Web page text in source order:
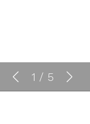
1 / 5